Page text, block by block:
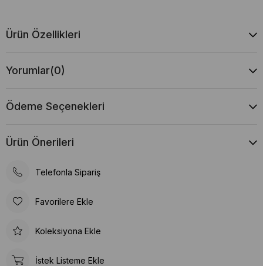
Ürün Özellikleri
Yorumlar(0)
Ödeme Seçenekleri
Ürün Önerileri
Telefonla Sipariş
Favorilere Ekle
Koleksiyona Ekle
İstek Listeme Ekle